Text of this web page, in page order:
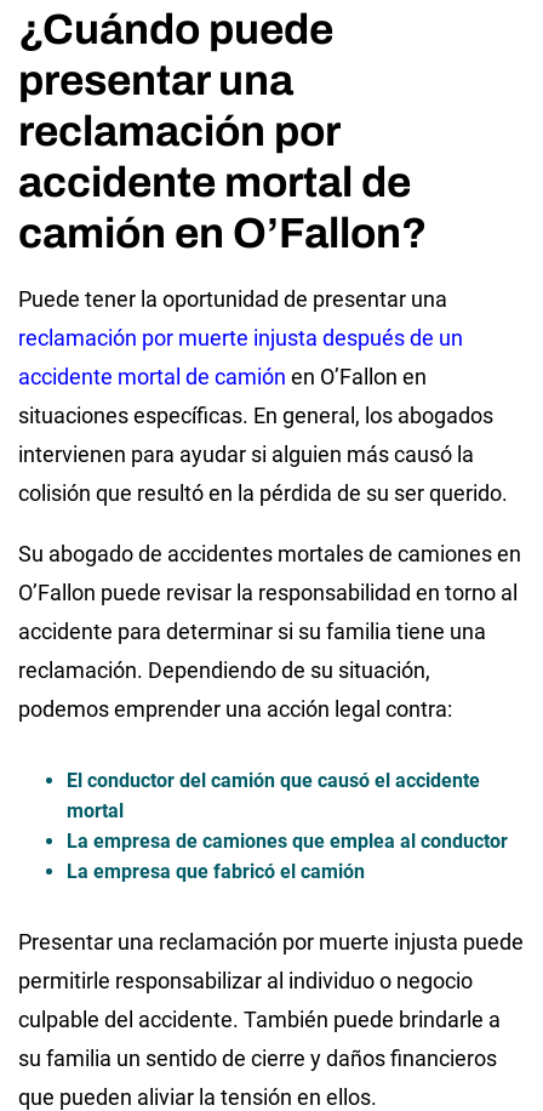
¿Cuándo puede
presentar una
reclamación por
accidente mortal de
camión en O’Fallon?
Puede tener la oportunidad de presentar una
reclamación por muerte injusta después de un
accidente mortal de camión en O’Fallon en
situaciones específicas. En general, los abogados
intervienen para ayudar si alguien más causó la
colisión que resultó en la pérdida de su ser querido.
Su abogado de accidentes mortales de camiones en
O’Fallon puede revisar la responsabilidad en torno al
accidente para determinar si su familia tiene una
reclamación. Dependiendo de su situación,
podemos emprender una acción legal contra:
El conductor del camión que causó el accidente
mortal
La empresa de camiones que emplea al conductor
La empresa que fabricó el camión
Presentar una reclamación por muerte injusta puede
permitirle responsabilizar al individuo o negocio
culpable del accidente. También puede brindarle a
su familia un sentido de cierre y daños financieros
que pueden aliviar la tensión en ellos.